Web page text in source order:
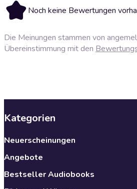
Noch keine Bewertungen
Die Meinungen stammen von
Übereinstimmung mit den
Kategorien
Neuerscheinungen
Angebote
Bestseller Audiobooks